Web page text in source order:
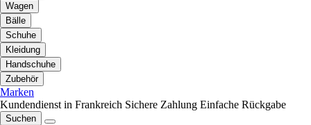
Wagen
Bälle
Schuhe
Kleidung
Handschuhe
Zubehör
Marken
Kundendienst in Frankreich Sichere Zahlung Einfache Rückgabe
Suchen